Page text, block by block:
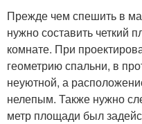
Прежде чем спешить в
нужно составить четкий
комнате. При
геометрию спальни, в
неуютной, а
нелепым. Также нужно
метр площади был